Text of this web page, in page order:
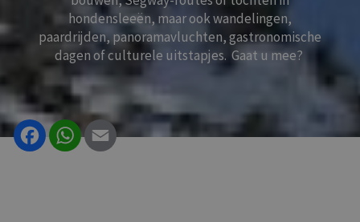
hondensleeën, maar ook wandelingen,
paardrijden, panoramavluchten, gastronomische
dagen of culturele uitstapjes. Gaat u mee?
FacebookWhatsApp
Email